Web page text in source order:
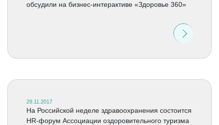
обсудили на бизнес-интерактиве «Здоровье 360»
29.11.2017
На Российской неделе здравоохранения состоится
HR-форум Ассоциации оздоровительного туризма